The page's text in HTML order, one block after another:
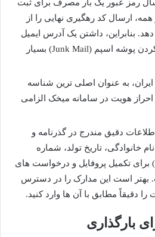
رمز عبور یک بار مصرف برای ثبت
همه، ارسال کد رهگیری نهایی را از
بنابراین، داشتن یک آدرس ایمیل
فعال و منظم بررسی کردن پوشه اسپم (Junk Mail) بسیار
به عنوان اصلی ترین شناسه
احراز هویت در سامانه میخک الزامی
اطلاعات دقیق مندرج در گذرنامه و
خانوادگی، تاریخ تولد، شماره
برای تکمیل پروفایل و درخواست های
بهتر است این مدارک را در دسترس
را دقیقاً مطابق با آن ها وارد کنید.
بارگذاری